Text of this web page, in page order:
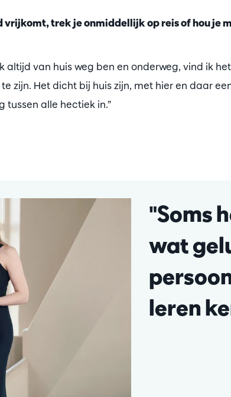
vrijkomt, trek je onmiddellijk op reis of hou je
altijd van huis weg ben en onderweg, vind ik
te zijn. Het dicht bij huis zijn, met hier en daar
tussen alle hectiek in.”
"Soms
wat
leren